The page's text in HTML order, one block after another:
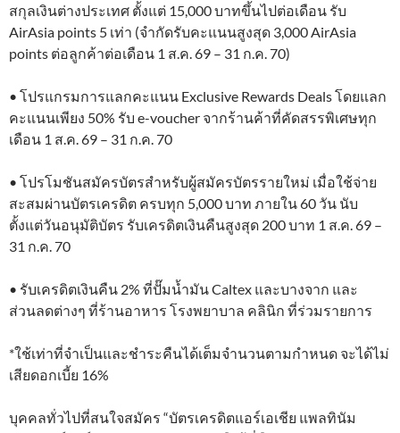
สกุลเงินต่างประเทศ ตั้งแต่ 15,000 บาทขึ้นไปต่อเดือน รับ
AirAsia points 5 เท่า (จำกัดรับคะแนนสูงสุด 3,000 AirAsia
points ต่อลูกค้าต่อเดือน 1 ส.ค. 69 – 31 ก.ค. 70)
• โปรแกรมการแลกคะแนน Exclusive Rewards Deals โดยแลก
คะแนนเพียง 50% รับ e-voucher จากร้านค้าที่คัดสรรพิเศษทุก
เดือน 1 ส.ค. 69 – 31 ก.ค. 70
• โปรโมชันสมัครบัตรสำหรับผู้สมัครบัตรรายใหม่ เมื่อใช้จ่าย
สะสมผ่านบัตรเครดิต ครบทุก 5,000 บาท ภายใน 60 วัน นับ
ตั้งแต่วันอนุมัติบัตร รับเครดิตเงินคืนสูงสุด 200 บาท 1 ส.ค. 69 –
31 ก.ค. 70
• รับเครดิตเงินคืน 2% ที่ปั๊มน้ำมัน Caltex และบางจาก และ
ส่วนลดต่างๆ ที่ร้านอาหาร โรงพยาบาล คลินิก ที่ร่วมรายการ
*ใช้เท่าที่จำเป็นและชำระคืนได้เต็มจำนวนตามกำหนด จะได้ไม่
เสียดอกเบี้ย 16%
บุคคลทั่วไปที่สนใจสมัคร “บัตรเครดิตแอร์เอเชีย แพลทินัม